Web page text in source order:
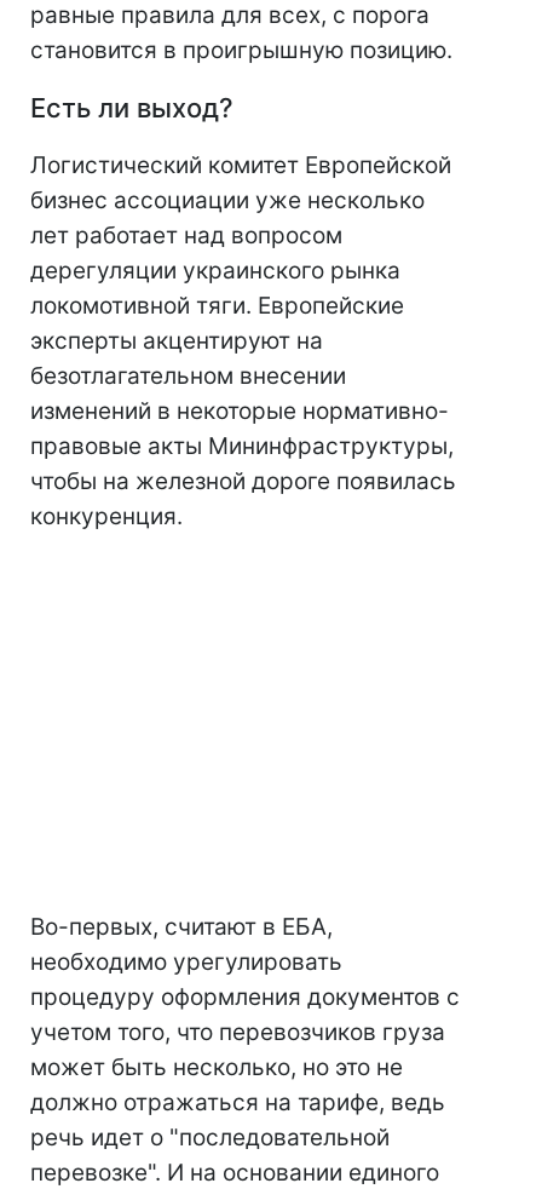
равные правила для всех, с порога
становится в проигрышную позицию.
Есть ли выход?
Логистический комитет Европейской
бизнес ассоциации уже несколько
лет работает над вопросом
дерегуляции украинского рынка
локомотивной тяги. Европейские
эксперты акцентируют на
безотлагательном внесении
изменений в некоторые нормативно-
правовые акты Мининфраструктуры,
чтобы на железной дороге появилась
конкуренция.
Во-первых, считают в ЕБА,
необходимо урегулировать
процедуру оформления документов с
учетом того, что перевозчиков груза
может быть несколько, но это не
должно отражаться на тарифе, ведь
речь идет о "последовательной
перевозке". И на основании единого